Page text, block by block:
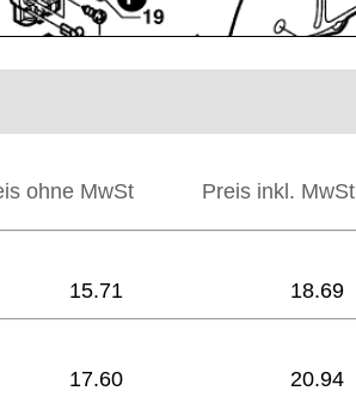
ohne MwSt Preis inkl. MwSt
15.71 18.69
17.60 20.94